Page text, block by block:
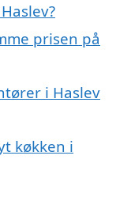
prisen på
i Haslev
køkken i